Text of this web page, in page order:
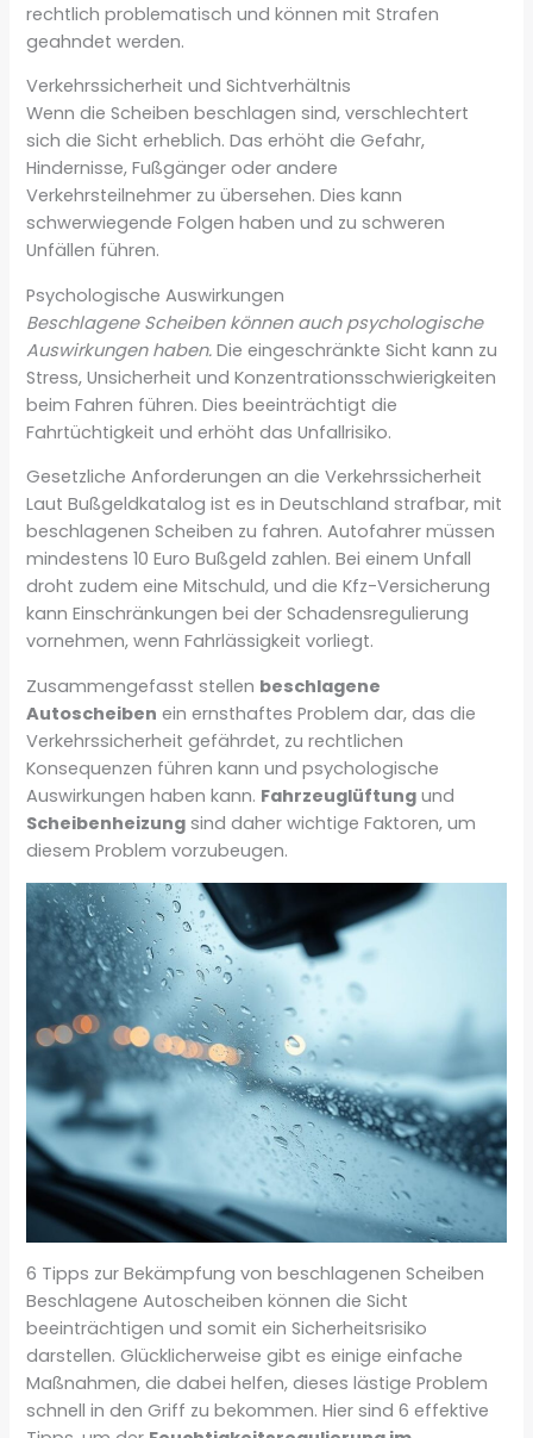
rechtlich problematisch und können mit Strafen
geahndet werden.
Verkehrssicherheit und Sichtverhältnis
Wenn die Scheiben beschlagen sind, verschlechtert
sich die Sicht erheblich. Das erhöht die Gefahr,
Hindernisse, Fußgänger oder andere
Verkehrsteilnehmer zu übersehen. Dies kann
schwerwiegende Folgen haben und zu schweren
Unfällen führen.
Psychologische Auswirkungen
Beschlagene Scheiben können auch psychologische
Auswirkungen haben. Die eingeschränkte Sicht kann zu
Stress, Unsicherheit und Konzentrationsschwierigkeiten
beim Fahren führen. Dies beeinträchtigt die
Fahrtüchtigkeit und erhöht das Unfallrisiko.
Gesetzliche Anforderungen an die Verkehrssicherheit
Laut Bußgeldkatalog ist es in Deutschland strafbar, mit
beschlagenen Scheiben zu fahren. Autofahrer müssen
mindestens 10 Euro Bußgeld zahlen. Bei einem Unfall
droht zudem eine Mitschuld, und die Kfz-Versicherung
kann Einschränkungen bei der Schadensregulierung
vornehmen, wenn Fahrlässigkeit vorliegt.
Zusammengefasst stellen beschlagene
Autoscheiben ein ernsthaftes Problem dar, das die
Verkehrssicherheit gefährdet, zu rechtlichen
Konsequenzen führen kann und psychologische
Auswirkungen haben kann. Fahrzeuglüftung und
Scheibenheizung sind daher wichtige Faktoren, um
diesem Problem vorzubeugen.
6 Tipps zur Bekämpfung von beschlagenen Scheiben
Beschlagene Autoscheiben können die Sicht
beeinträchtigen und somit ein Sicherheitsrisiko
darstellen. Glücklicherweise gibt es einige einfache
Maßnahmen, die dabei helfen, dieses lästige Problem
schnell in den Griff zu bekommen. Hier sind 6 effektive